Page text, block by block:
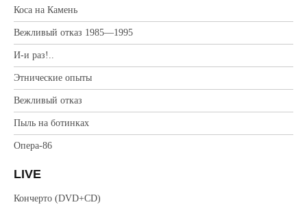
Коса на Камень
Вежливый отказ 1985—1995
И-и раз!..
Этнические опыты
Вежливый отказ
Пыль на ботинках
Опера-86
LIVE
Кончерто (DVD+CD)